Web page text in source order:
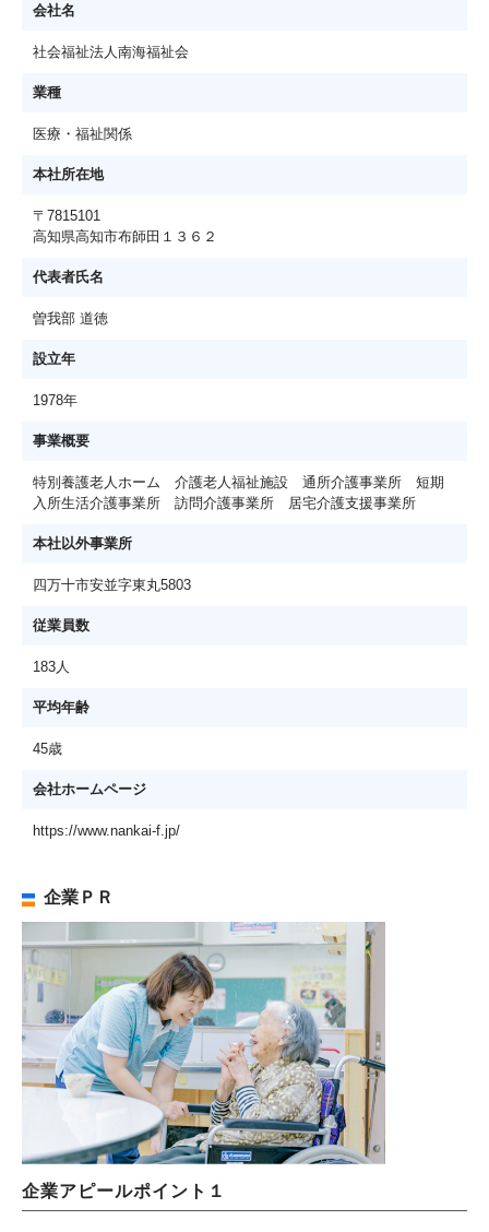
会社名
社会福祉法人南海福祉会
業種
医療・福祉関係
本社所在地
〒7815101
高知県高知市布師田１３６２
代表者氏名
曽我部 道徳
設立年
1978年
事業概要
特別養護老人ホーム 介護老人福祉施設 通所介護事業所 短期
入所生活介護事業所 訪問介護事業所 居宅介護支援事業所
本社以外事業所
四万十市安並字東丸5803
従業員数
183人
平均年齢
45歳
会社ホームページ
https://www.nankai-f.jp/
企業ＰＲ
企業アピールポイント１